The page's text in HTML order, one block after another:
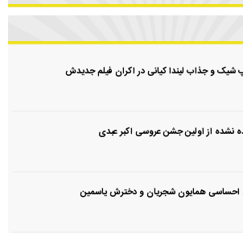
شیک و جذاب لیندا کیانی در اکران فیلم جدیدش
نشده از اولین جشن عروسی اکبر عبدی
همایون شجریان و دخترش یاسمین